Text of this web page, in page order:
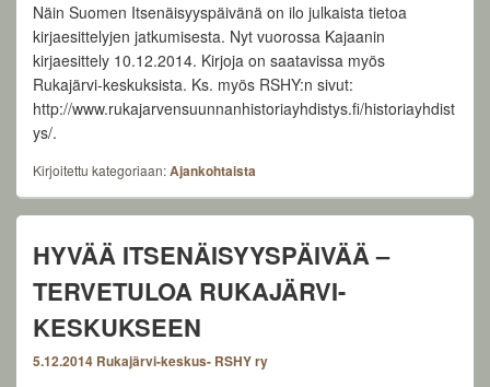
Näin Suomen Itsenäisyyspäivänä on ilo julkaista tietoa
kirjaesittelyjen jatkumisesta. Nyt vuorossa Kajaanin
kirjaesittely 10.12.2014. Kirjoja on saatavissa myös
Rukajärvi-keskuksista. Ks. myös RSHY:n sivut:
http://www.rukajarvensuunnanhistoriayhdistys.fi/historiayhdist
ys/.
Kirjoitettu kategoriaan:Ajankohtaista
HYVÄÄ ITSENÄISYYSPÄIVÄÄ –
TERVETULOA RUKAJÄRVI-
KESKUKSEEN
5.12.2014 Rukajärvi-keskus- RSHY ry